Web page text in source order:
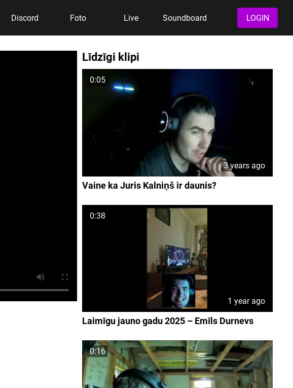
Discord Foto Live Soundboard LOGIN
Līdzīgi klipi
0:05
3 years ago
Vaine ka Juris Kalniņš ir daunis?
0:38
1 year ago
Laimīgu jauno gadu 2025 – Emīls Durnevs
0:16